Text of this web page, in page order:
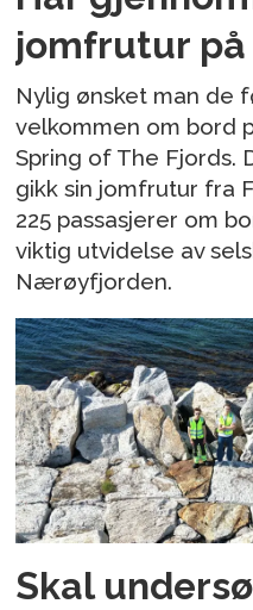
jomfrutur
Nylig ønsket man de
velkommen om bord
Spring of The Fjords.
gikk sin jomfrutur fra
225 passasjerer om
viktig utvidelse av
Nærøyfjorden.
Skal